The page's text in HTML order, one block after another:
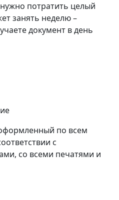
потратить целый
занять неделю –
документ в день
по всем
с
со всеми печатями и